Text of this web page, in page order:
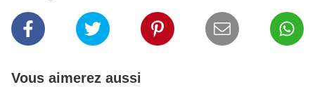
Vous aimerez aussi